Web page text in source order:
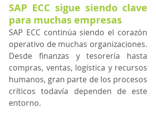
SAP ECC sigue siendo clave
para muchas empresas
SAP ECC continúa siendo el corazón
operativo de muchas organizaciones.
Desde finanzas y tesorería hasta
compras, ventas, logística y recursos
humanos, gran parte de los procesos
críticos todavía dependen de este
entorno.